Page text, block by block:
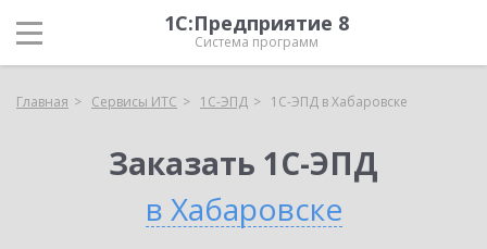
1С:Предприятие 8
Система программ
Главная Сервисы ИТС 1С-ЭПД 1С-ЭПД в Хабаровске
Заказать 1С-ЭПД
в Хабаровске